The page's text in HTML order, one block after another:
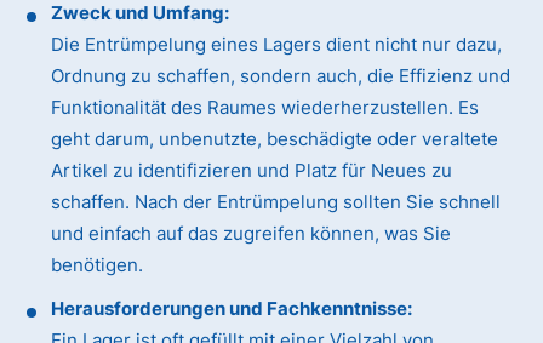
Zweck und Umfang:
Die Entrümpelung eines Lagers dient nicht nur dazu,
Ordnung zu schaffen, sondern auch, die Effizienz und
Funktionalität des Raumes wiederherzustellen. Es
geht darum, unbenutzte, beschädigte oder veraltete
Artikel zu identifizieren und Platz für Neues zu
schaffen. Nach der Entrümpelung sollten Sie schnell
und einfach auf das zugreifen können, was Sie
benötigen.
Herausforderungen und Fachkenntnisse: